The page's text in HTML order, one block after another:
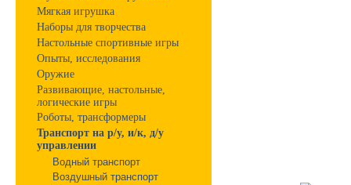
Мягкая игрушка
Наборы для творчества
Настольные спортивные игры
Опыты, исследования
Оружие
Развивающие, настольные,
логические игры
Роботы, трансформеры
Транспорт на р/у, и/к, д/у
управлении
Водный транспорт
Воздушный транспорт